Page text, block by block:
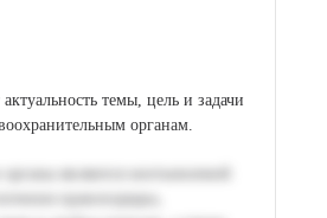
темы, цель и задачи
органам.